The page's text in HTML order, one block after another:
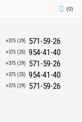
(0)
+375 (29) 571-59-26
+375 (25) 954-41-40
+375 (29) 571-59-26
+375 (25) 954-41-40
+375 (29) 571-59-26